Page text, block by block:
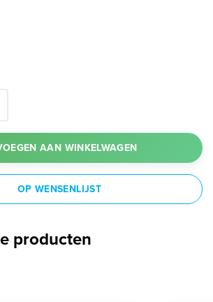
AAN WINKELWAGEN
OP WENSENLIJST
producten